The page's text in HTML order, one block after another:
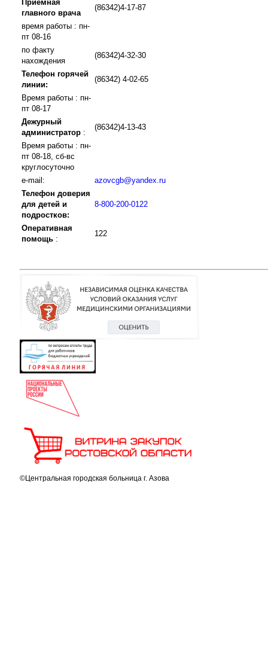
Приемная
главного врача
(86342)4-17-87
время работы : пн-
пт 08-16
по факту
нахождения
(86342)4-32-30
Телефон горячей
линии:
(86342) 4-02-65
Время работы : пн-
пт 08-17
Дежурный
администратор :
(86342)4-13-43
Время работы : пн-
пт 08-18, сб-вс
круглосуточно
e-mail:
azovcgb@yandex.ru
Телефон доверия
для детей и
подростков:
8-800-200-0122
Оперативная
помощь :
122
©Центральная городская больница г. Азова